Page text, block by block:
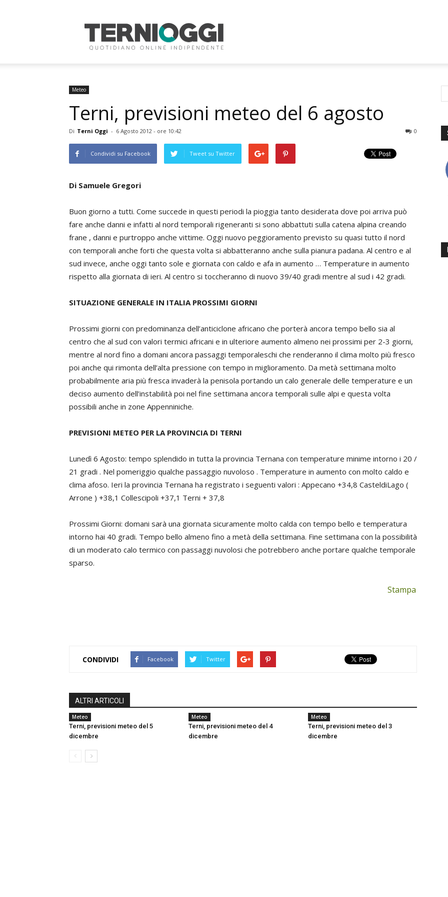
Oggi
Meteo
Terni, previsioni meteo del 6 agosto
Di Terni Oggi - 6 Agosto 2012 - ore 10:42 0
Condividi su Facebook Tweet su Twitter
Di Samuele Gregori
Buon giorno a tutti. Come succede in questi periodi la pioggia tanto desiderata dove poi arriva può
fare anche danni e infatti al nord temporali rigeneranti si sono abbattuti sulla catena alpina creando
frane , danni e purtroppo anche vittime. Oggi nuovo peggioramento previsto su quasi tutto il nord
con temporali anche forti che questa volta si abbatteranno anche sulla pianura padana. Al centro e al
sud invece, anche oggi tanto sole e giornata con caldo e afa in aumento … Temperature in aumento
rispetto alla giornata di ieri. Al centro si toccheranno di nuovo 39/40 gradi mentre al sud i 42 gradi.
SITUAZIONE GENERALE IN ITALIA PROSSIMI GIORNI
Prossimi giorni con predominanza dell’anticiclone africano che porterà ancora tempo bello sia al
centro che al sud con valori termici africani e in ulteriore aumento almeno nei prossimi per 2-3 giorni,
mentre al nord fino a domani ancora passaggi temporaleschi che renderanno il clima molto più fresco
poi anche qui rimonta dell’alta pressione con tempo in miglioramento. Da metà settimana molto
probabilmente aria più fresca invaderà la penisola portando un calo generale delle temperature e un
deciso aumento dell’instabilità poi nel fine settimana ancora temporali sulle alpi e questa volta
possibili anche in zone Appenniniche.
PREVISIONI METEO PER LA PROVINCIA DI TERNI
Lunedì 6 Agosto: tempo splendido in tutta la provincia Ternana con temperature minime intorno i 20 /
21 gradi . Nel pomeriggio qualche passaggio nuvoloso . Temperature in aumento con molto caldo e
clima afoso. Ieri la provincia Ternana ha registrato i seguenti valori : Appecano +34,8 CasteldiLago (
Arrone ) +38,1 Collescipoli +37,1 Terni + 37,8
Prossimi Giorni: domani sarà una giornata sicuramente molto calda con tempo bello e temperatura
intorno hai 40 gradi. Tempo bello almeno fino a metà della settimana. Fine settimana con la possibilità
di un moderato calo termico con passaggi nuvolosi che potrebbero anche portare qualche temporale
sparso.
Stampa
CONDIVIDI Facebook Twitter
ALTRI ARTICOLI
Meteo
Terni, previsioni meteo del 5
dicembre
Meteo
Terni, previsioni meteo del 4
dicembre
Meteo
Terni, previsioni meteo del 3
dicembre